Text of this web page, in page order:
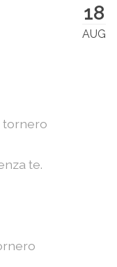
18
AUG
tornero
te.